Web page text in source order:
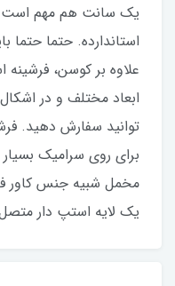
یک سانت هم مهم است.
استاندارده. حتما حتما
علاوه بر کوسن، فرشینه
ابعاد مختلف و در
توانید سفارش دهید.
برای روی سرامیک
مخمل شبیه جنس کاور
یک لایه استپ دار